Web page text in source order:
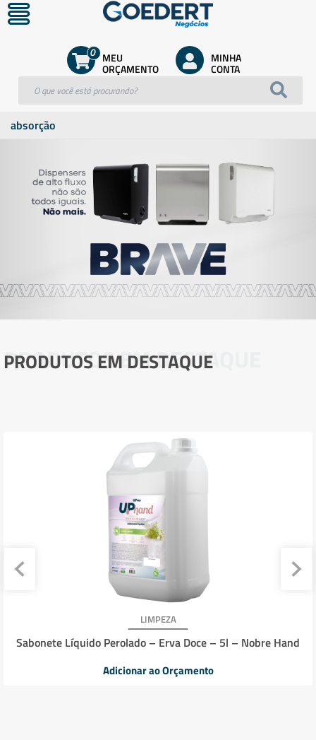
MEU
ORÇAMENTO
0 MINHA
CONTA
absorção
PRODUTOS EM DESTAQUE
PRODUTOS EM DESTAQUE
LIMPEZA
Sabonete Líquido Perolado – Erva Doce – 5l – Nobre Hand
Adicionar ao Orçamento